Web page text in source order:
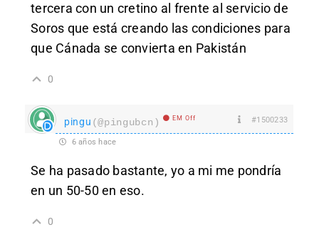
tercera con un cretino al frente al servicio de
Soros que está creando las condiciones para
que Cánada se convierta en Pakistán
0
pingu (@pingubcn) EM Off #1500233
6 años hace
Se ha pasado bastante, yo a mi me pondría
en un 50-50 en eso.
0